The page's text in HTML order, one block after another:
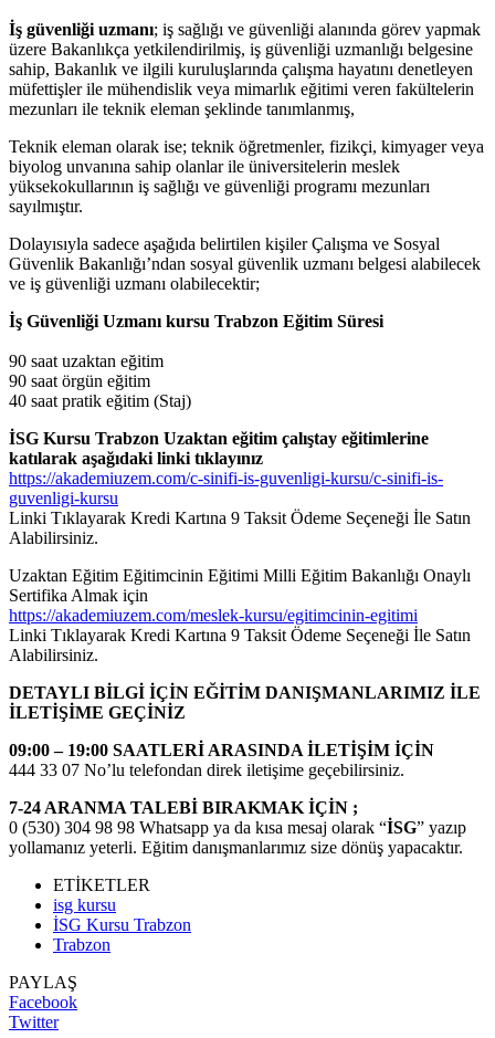
İş güvenliği uzmanı; iş sağlığı ve güvenliği alanında görev yapmak
üzere Bakanlıkça yetkilendirilmiş, iş güvenliği uzmanlığı belgesine
sahip, Bakanlık ve ilgili kuruluşlarında çalışma hayatını denetleyen
müfettişler ile mühendislik veya mimarlık eğitimi veren fakültelerin
mezunları ile teknik eleman şeklinde tanımlanmış,
Teknik eleman olarak ise; teknik öğretmenler, fizikçi, kimyager veya
biyolog unvanına sahip olanlar ile üniversitelerin meslek
yüksekokullarının iş sağlığı ve güvenliği programı mezunları
sayılmıştır.
Dolayısıyla sadece aşağıda belirtilen kişiler Çalışma ve Sosyal
Güvenlik Bakanlığı’ndan sosyal güvenlik uzmanı belgesi alabilecek
ve iş güvenliği uzmanı olabilecektir;
İş Güvenliği Uzmanı kursu Trabzon Eğitim Süresi
90 saat uzaktan eğitim
90 saat örgün eğitim
40 saat pratik eğitim (Staj)
İSG Kursu Trabzon Uzaktan eğitim çalıştay eğitimlerine
katılarak aşağıdaki linki tıklayınız
https://akademiuzem.com/c-sinifi-is-guvenligi-kursu/c-sinifi-is-
guvenligi-kursu
Linki Tıklayarak Kredi Kartına 9 Taksit Ödeme Seçeneği İle Satın
Alabilirsiniz.
Uzaktan Eğitim Eğitimcinin Eğitimi Milli Eğitim Bakanlığı Onaylı
Sertifika Almak için
https://akademiuzem.com/meslek-kursu/egitimcinin-egitimi
Linki Tıklayarak Kredi Kartına 9 Taksit Ödeme Seçeneği İle Satın
Alabilirsiniz.
DETAYLI BİLGİ İÇİN EĞİTİM DANIŞMANLARIMIZ İLE
İLETİŞİME GEÇİNİZ
09:00 – 19:00 SAATLERİ ARASINDA İLETİŞİM İÇİN
444 33 07 No’lu telefondan direk iletişime geçebilirsiniz.
7-24 ARANMA TALEBİ BIRAKMAK İÇİN ;
0 (530) 304 98 98 Whatsapp ya da kısa mesaj olarak “İSG” yazıp
yollamanız yeterli. Eğitim danışmanlarımız size dönüş yapacaktır.
ETİKETLER
isg kursu
İSG Kursu Trabzon
Trabzon
PAYLAŞ
Facebook
Twitter